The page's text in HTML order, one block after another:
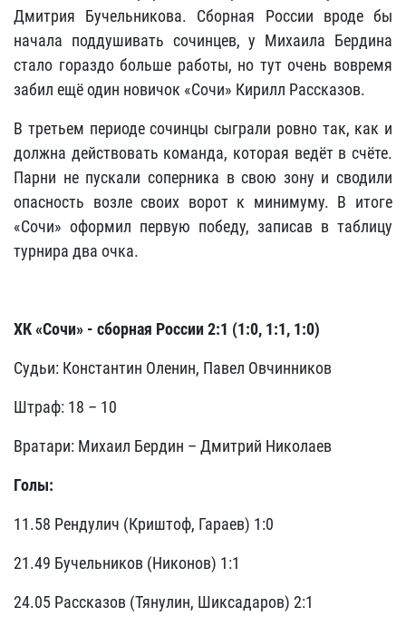
Дмитрия Бучельникова. Сборная России вроде бы
начала поддушивать сочинцев, у Михаила Бердина
стало гораздо больше работы, но тут очень вовремя
забил ещё один новичок «Сочи» Кирилл Рассказов.
В третьем периоде сочинцы сыграли ровно так, как и
должна действовать команда, которая ведёт в счёте.
Парни не пускали соперника в свою зону и сводили
опасность возле своих ворот к минимуму. В итоге
«Сочи» оформил первую победу, записав в таблицу
турнира два очка.
ХК «Сочи» - сборная России 2:1 (1:0, 1:1, 1:0)
Судьи: Константин Оленин, Павел Овчинников
Штраф: 18 – 10
Вратари: Михаил Бердин – Дмитрий Николаев
Голы:
11.58 Рендулич (Криштоф, Гараев) 1:0
21.49 Бучельников (Никонов) 1:1
24.05 Рассказов (Тянулин, Шиксадаров) 2:1